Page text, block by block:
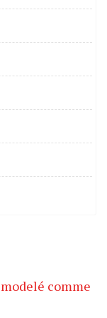
comme